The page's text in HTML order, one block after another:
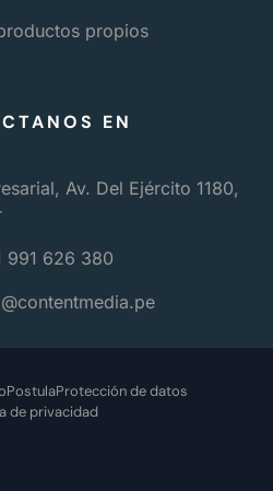
propios
EN
Av. Del Ejército 1180,
991 626 380
PostulaProtección de datos
de privacidad